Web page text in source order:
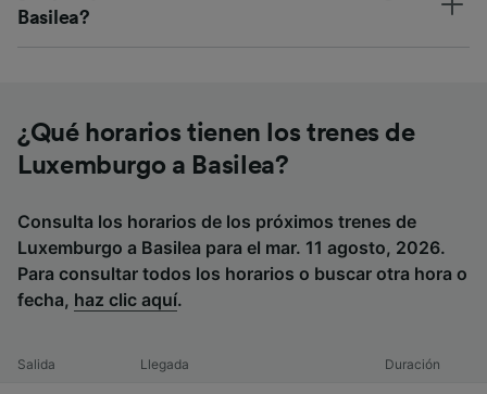
Basilea?
¿Qué horarios tienen los trenes de
Luxemburgo a Basilea?
Consulta los horarios de los próximos trenes de
Luxemburgo a Basilea para el mar. 11 agosto, 2026.
Para consultar todos los horarios o buscar otra hora o
fecha, haz clic aquí.
Salida Llegada Duración